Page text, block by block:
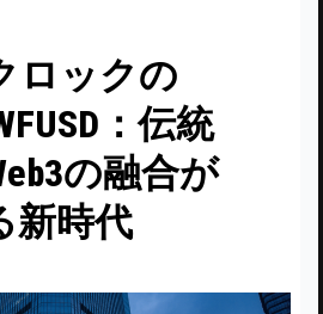
ロックの
：伝統
の融合が
新時代